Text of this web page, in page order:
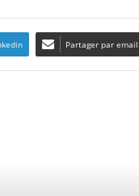
Partager par email